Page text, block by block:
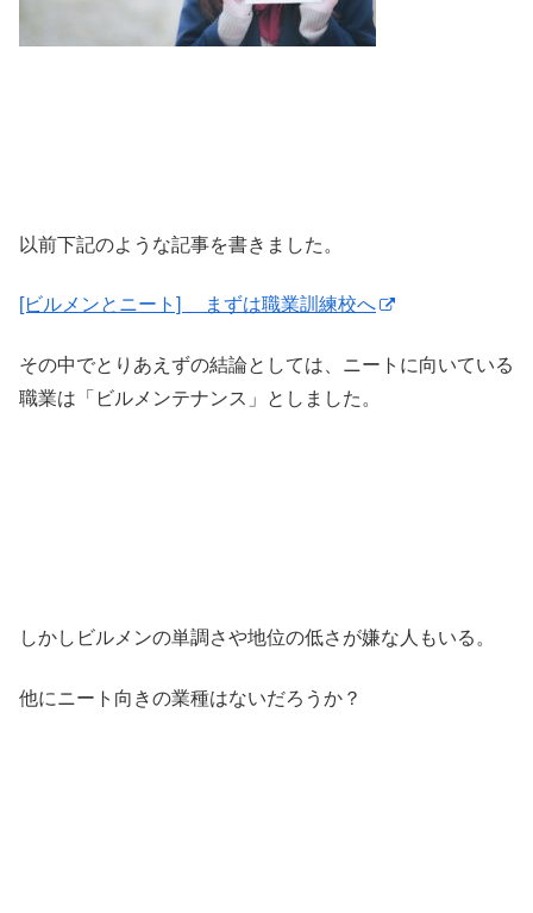
以前下記のような記事を書きました。
[ビルメンとニート] まずは職業訓練校へ
その中でとりあえずの結論としては、ニートに向いている
職業は「ビルメンテナンス」としました。
しかしビルメンの単調さや地位の低さが嫌な人もいる。
他にニート向きの業種はないだろうか？